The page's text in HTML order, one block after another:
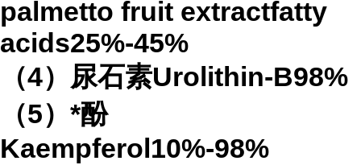
palmetto fruit extractfatty
acids25%-45%
（4）尿石素Urolithin-B98%
（5）*酚
Kaempferol10%-98%